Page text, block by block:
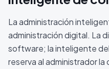
La administración
administración digital. La
software; la inteligente
reserva al administrador la